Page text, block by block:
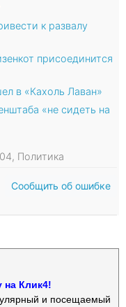
к развалу
присоединится
в «Кахоль Лаван»
«не сидеть на
Политика
Сообщить об ошибке
на Клик4!
и посещаемый